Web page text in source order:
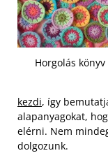
Horgolás könyv
kezdi, így
alapanyagokat,
elérni. Nem
dolgozunk.